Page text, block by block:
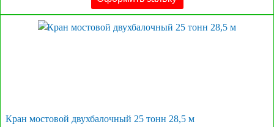
Кран мостовой двухбалочный 25 тонн 28,5 м